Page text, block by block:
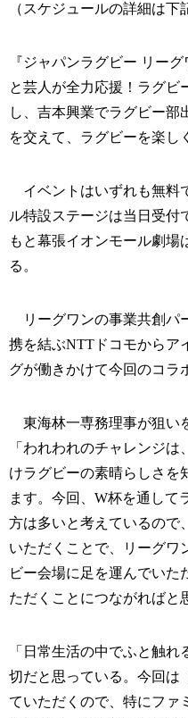
（スケジュールの詳細は下
『ジャパンラグビー リー
と芸人が全力応援！ラグビ
し、吉本興業でラグビー部
を交えて、ラグビーを楽し
イベントはいずれも無料
ル特設ステージは当日受付
もと幕張イオンモール劇場
る。
リーグワンの事業共創パ
携を結ぶNTTドコモからア
グが働きかけて今回のコラ
東海林一専務理事が狙い
「われわれのチャレンジ
けラグビーの素晴らしさを
ます。今回、W杯を通して
方は多いと考えているので
いただくことで、リーグワ
ビー会場に足を運んでいた
ただくことにつながればと
「日常生活の中でふと触
切だと思っている。今回は
ていただくので、特にファ